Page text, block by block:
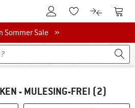
Zum KundenkontoZum Merkzettel.
Zum Zum
Sale
Sommer Sale »
- MULESING-FREI (2)